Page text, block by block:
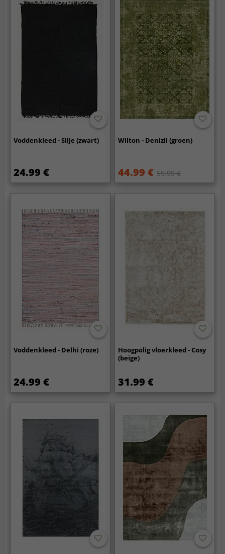
Voddenkleed - Silje (zwart)
24.99 €
Wilton - Denizli (groen)
44.99 € 59.99 €
Voddenkleed - Delhi (roze)
24.99 €
Hoogpolig vloerkleed - Cosy
(beige)
31.99 €